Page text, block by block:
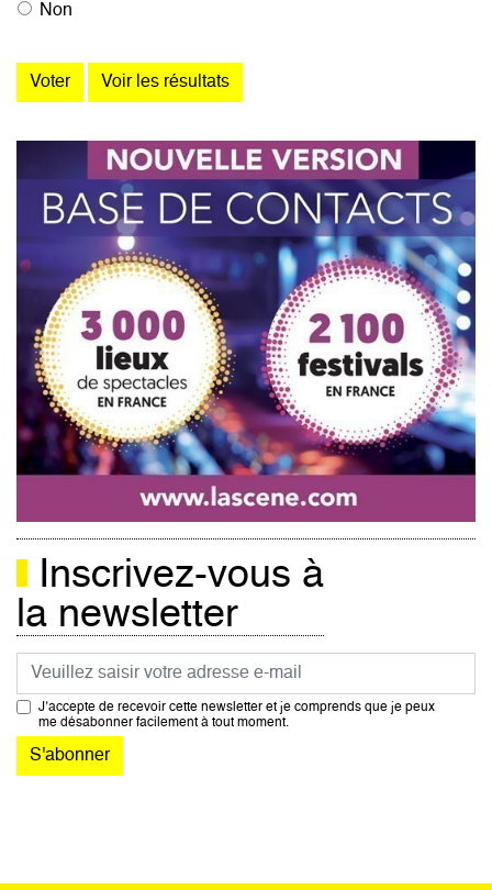
Non
Inscrivez-vous à
la newsletter
Courriel
J’accepte de recevoir cette newsletter et je comprends que je peux
me désabonner facilement à tout moment.